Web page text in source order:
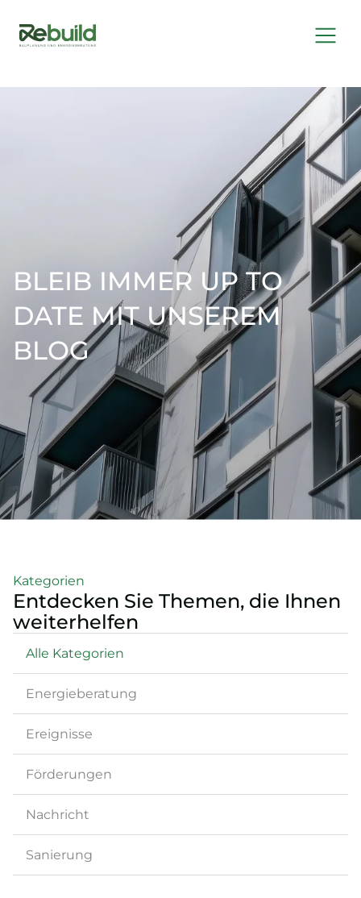
BLEIB IMMER UP TO
DATE MIT UNSEREM
BLOG
Kategorien
Entdecken Sie Themen, die Ihnen
weiterhelfen
Energieberatung
Ereignisse
Förderungen
Nachricht
Sanierung
Alle Kategorien